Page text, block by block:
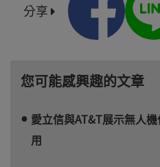
分享
您可能感興趣的文章
愛立信與AT&T展示無人
用